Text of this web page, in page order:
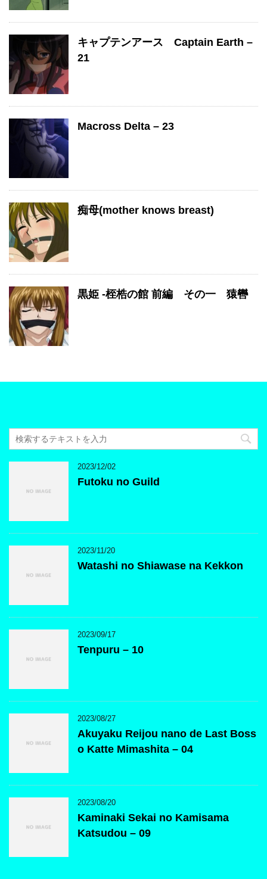
キャプテンアース Captain Earth –
21
Macross Delta – 23
痴母(mother knows breast)
黒姫 -桎梏の館 前編 その一 猿轡
2023/12/02
Futoku no Guild
2023/11/20
Watashi no Shiawase na Kekkon
2023/09/17
Tenpuru – 10
2023/08/27
Akuyaku Reijou nano de Last Boss
o Katte Mimashita – 04
2023/08/20
Kaminaki Sekai no Kamisama
Katsudou – 09